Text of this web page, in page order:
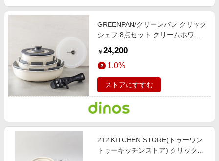
GREENPAN/グリーンパン クリック
シェフ 8点セット クリームホワイ
￥ 24,200
1.0%
ストアにすすむ
212 KITCHEN STORE(トゥーワン
トゥーキッチンストア) クリックシ